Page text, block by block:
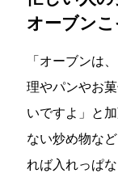
オーブン
「オーブンは
理やパンやお
いですよ」と
ない炒め物な
れば入れっぱ